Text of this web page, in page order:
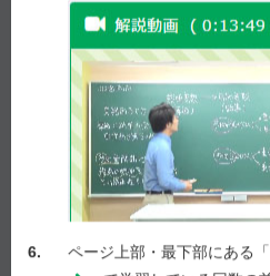
6. ページ上部・最下部にある「
Previous